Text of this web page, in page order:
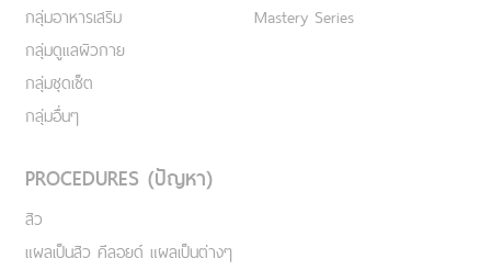
กลุ่มอาหารเสริม
กลุ่มดูแลผิวกาย
กลุ่มชุดเซ็ต
กลุ่มอื่นๆ
Mastery Series
PROCEDURES (ปัญหา)
สิว
แผลเป็นสิว คีลอยด์ แผลเป็นต่างๆ